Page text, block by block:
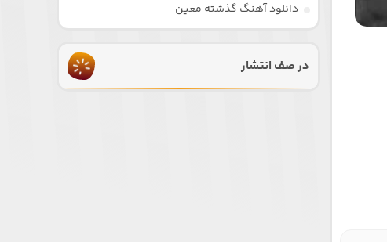
دانلود آهنگ گذشته معین
در صف انتشار